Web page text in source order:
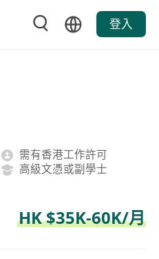
登入
需有香港工作許可
高級文憑或副學士
HK $35K-60K/月